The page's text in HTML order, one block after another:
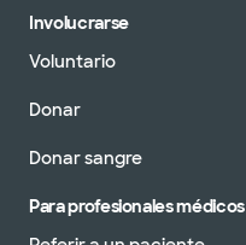
Involucrarse
Voluntario
Donar
Donar sangre
Para profesionales médicos